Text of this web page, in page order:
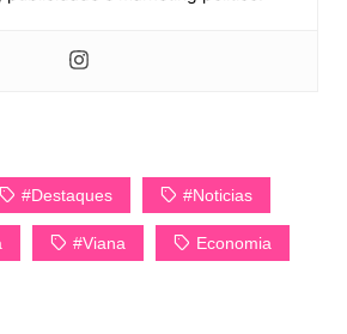
#Destaques #Noticias
#Viana Economia